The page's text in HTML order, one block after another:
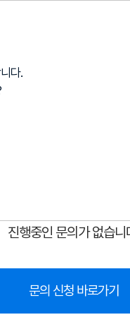
진행중인 문의가 없습니
문의 신청 바로가기
다.